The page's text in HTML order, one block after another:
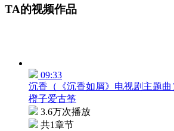
TA的视频作品
09:33
沉香（《沉香如屑》电视剧主题曲
橙子爱古筝
3.6万次播放
共1章节